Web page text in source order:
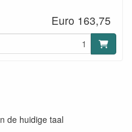
Euro 163,75
de huidige taal